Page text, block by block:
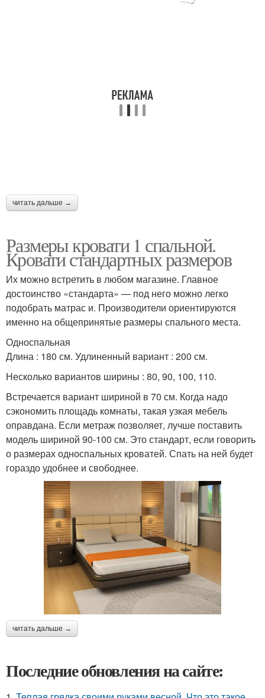
читать дальше →
Размеры кровати 1 спальной.
Кровати стандартных размеров
Их можно встретить в любом магазине. Главное
достоинство «стандарта» — под него можно легко
подобрать матрас и. Производители ориентируются
именно на общепринятые размеры спального места.
Односпальная
Длина : 180 см. Удлиненный вариант : 200 см.
Несколько вариантов ширины : 80, 90, 100, 110.
Встречается вариант шириной в 70 см. Когда надо
сэкономить площадь комнаты, такая узкая мебель
оправдана. Если метраж позволяет, лучше поставить
модель шириной 90-100 см. Это стандарт, если говорить
о размерах односпальных кроватей. Спать на ней будет
гораздо удобнее и свободнее.
читать дальше →
Последние обновления на сайте: